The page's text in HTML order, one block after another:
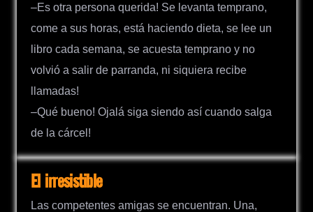
–Es otra persona querida! Se levanta temprano,
come a sus horas, está haciendo dieta, se lee un
libro cada semana, se acuesta temprano y no
volvió a salir de parranda, ni siquiera recibe
llamadas!
–Qué bueno! Ojalá siga siendo así cuando salga
de la cárcel!
El irresistible
Las competentes amigas se encuentran. Una,